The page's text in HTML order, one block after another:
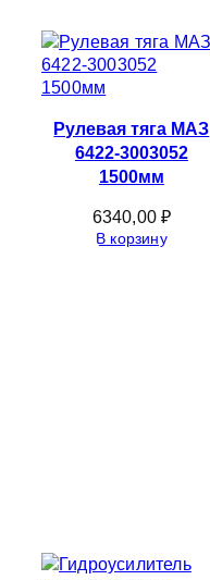
Рулевая тяга МАЗ
6422-3003052
1500мм
6340,00₽
В корзину